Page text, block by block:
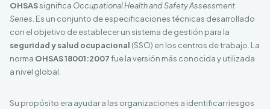
OHSASsignifica Occupational Health and Safety Assessment
Series. Es un conjunto de especificaciones técnicas desarrollado
con el objetivo de establecer un sistema de gestión para la
seguridad y salud ocupacional (SSO) en los centros de trabajo. La
norma OHSAS 18001:2007fue la versión más conocida y utilizada
a nivel global.
Su propósito era ayudar a las organizaciones a identificar riesgos